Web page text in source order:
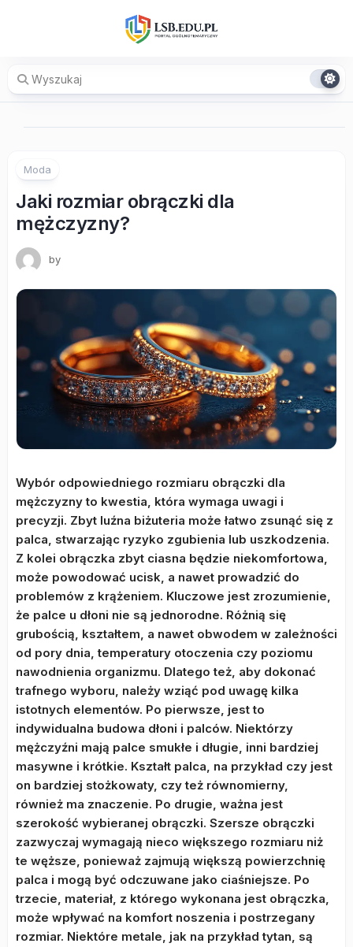
Moda
Jaki rozmiar obrączki dla
mężczyzny?
by
Wybór odpowiedniego rozmiaru obrączki dla
mężczyzny to kwestia, która wymaga uwagi i
precyzji. Zbyt luźna biżuteria może łatwo zsunąć się z
palca, stwarzając ryzyko zgubienia lub uszkodzenia.
Z kolei obrączka zbyt ciasna będzie niekomfortowa,
może powodować ucisk, a nawet prowadzić do
problemów z krążeniem. Kluczowe jest zrozumienie,
że palce u dłoni nie są jednorodne. Różnią się
grubością, kształtem, a nawet obwodem w zależności
od pory dnia, temperatury otoczenia czy poziomu
nawodnienia organizmu. Dlatego też, aby dokonać
trafnego wyboru, należy wziąć pod uwagę kilka
istotnych elementów. Po pierwsze, jest to
indywidualna budowa dłoni i palców. Niektórzy
mężczyźni mają palce smukłe i długie, inni bardziej
masywne i krótkie. Kształt palca, na przykład czy jest
on bardziej stożkowaty, czy też równomierny,
również ma znaczenie. Po drugie, ważna jest
szerokość wybieranej obrączki. Szersze obrączki
zazwyczaj wymagają nieco większego rozmiaru niż
te węższe, ponieważ zajmują większą powierzchnię
palca i mogą być odczuwane jako ciaśniejsze. Po
trzecie, materiał, z którego wykonana jest obrączka,
może wpływać na komfort noszenia i postrzegany
rozmiar. Niektóre metale, jak na przykład tytan, są